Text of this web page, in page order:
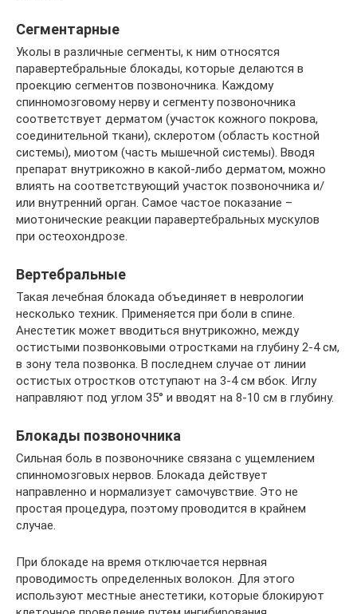
Сегментарные
Уколы в различные сегменты, к ним относятся
паравертебральные блокады, которые делаются в
проекцию сегментов позвоночника. Каждому
спинномозговому нерву и сегменту позвоночника
соответствует дерматом (участок кожного покрова,
соединительной ткани), склеротом (область костной
системы), миотом (часть мышечной системы). Вводя
препарат внутрикожно в какой-либо дерматом, можно
влиять на соответствующий участок позвоночника и/
или внутренний орган. Самое частое показание –
миотонические реакции паравертебральных мускулов
при остеохондрозе.
Вертебральные
Такая лечебная блокада объединяет в неврологии
несколько техник. Применяется при боли в спине.
Анестетик может вводиться внутрикожно, между
остистыми позвонковыми отростками на глубину 2-4 см,
в зону тела позвонка. В последнем случае от линии
остистых отростков отступают на 3-4 см вбок. Иглу
направляют под углом 35° и вводят на 8-10 см в глубину.
Блокады позвоночника
Сильная боль в позвоночнике связана с ущемлением
спинномозговых нервов. Блокада действует
направленно и нормализует самочувствие. Это не
простая процедура, поэтому проводится в крайнем
случае.
При блокаде на время отключается нервная
проводимость определенных волокон. Для этого
используют местные анестетики, которые блокируют